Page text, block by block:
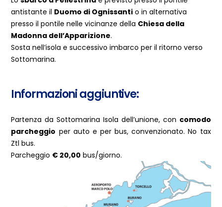
antistante il Duomo di Ognissanti o in alternativa
presso il pontile nelle vicinanze della Chiesa della
Madonna dell’Apparizione.
Sosta nell’isola e successivo imbarco per il ritorno verso
Sottomarina.
Informazioni aggiuntive:
Partenza da Sottomarina Isola dell’unione, con comodo
parcheggio per auto e per bus, convenzionato. No tax
Ztl bus.
Parcheggio € 20,00 bus/giorno.